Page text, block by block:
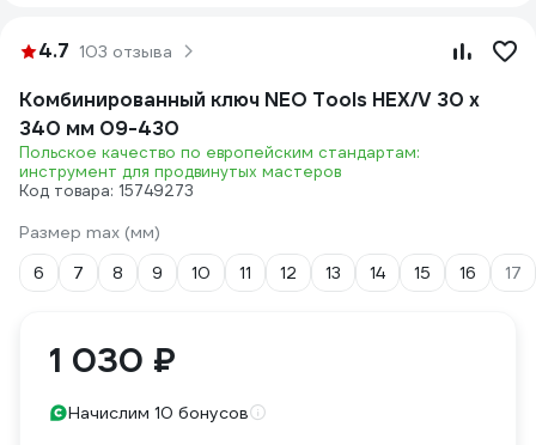
4.7 103 отзыва
Комбинированный ключ NEO Tools HEX/V 30 x
340 мм 09-430
Польское качество по европейским стандартам:
инструмент для продвинутых мастеров
Код товара: 15749273
Размер max (мм)
6
7 8 9 10 11 12 13 14 15 16 17
1 030 ₽
Начислим 10 бонусов